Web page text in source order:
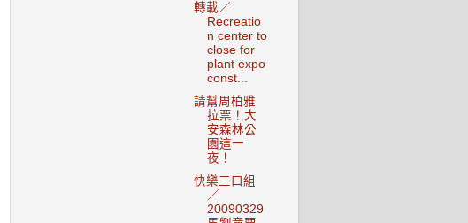
轉載／
Recreatio
n center to
close for
plant expo
const...
請幫周柏雅
拉票！大
安森林公
園這一
夜！
快樂三口組
／
20090329